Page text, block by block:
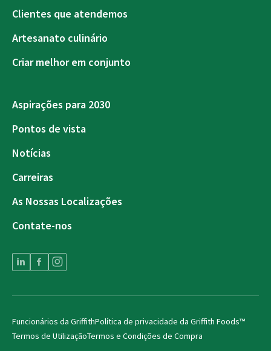
Clientes que atendemos
Artesanato culinário
Criar melhor em conjunto
Aspirações para 2030
Pontos de vista
Notícias
Carreiras
As Nossas Localizações
Contate-nos
Funcionários da GriffithPolítica de privacidade da Griffith Foods™
Termos de UtilizaçãoTermos e Condições de Compra